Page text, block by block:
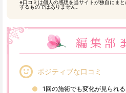
※口コミは個人の感想を当サイトが独自にま
するものではありません。
ポジティブな口コミ
1回の施術でも変化が見られる